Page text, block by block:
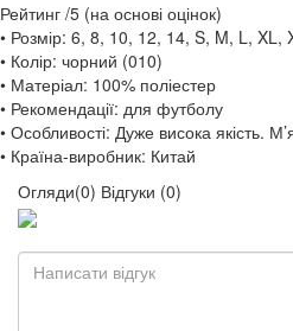
Рейтинг /5 (на основі оцінок)
• Розмір: 6, 8, 10, 12, 14, S, M, L, XL,
• Колір: чорний (010)
• Матеріал: 100% поліестер
• Рекомендації: для футболу
• Особливості: Дуже висока якість.
• Країна-виробник: Китай
Огляди(0) Відгуки (0)